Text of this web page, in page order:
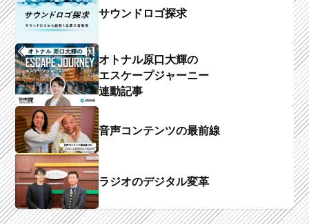
サウンドロゴ探求
オトナル原口大輝の
エスケープジャーニー
連動記事
音声コンテンツの最前線
ラジオのデジタル変革